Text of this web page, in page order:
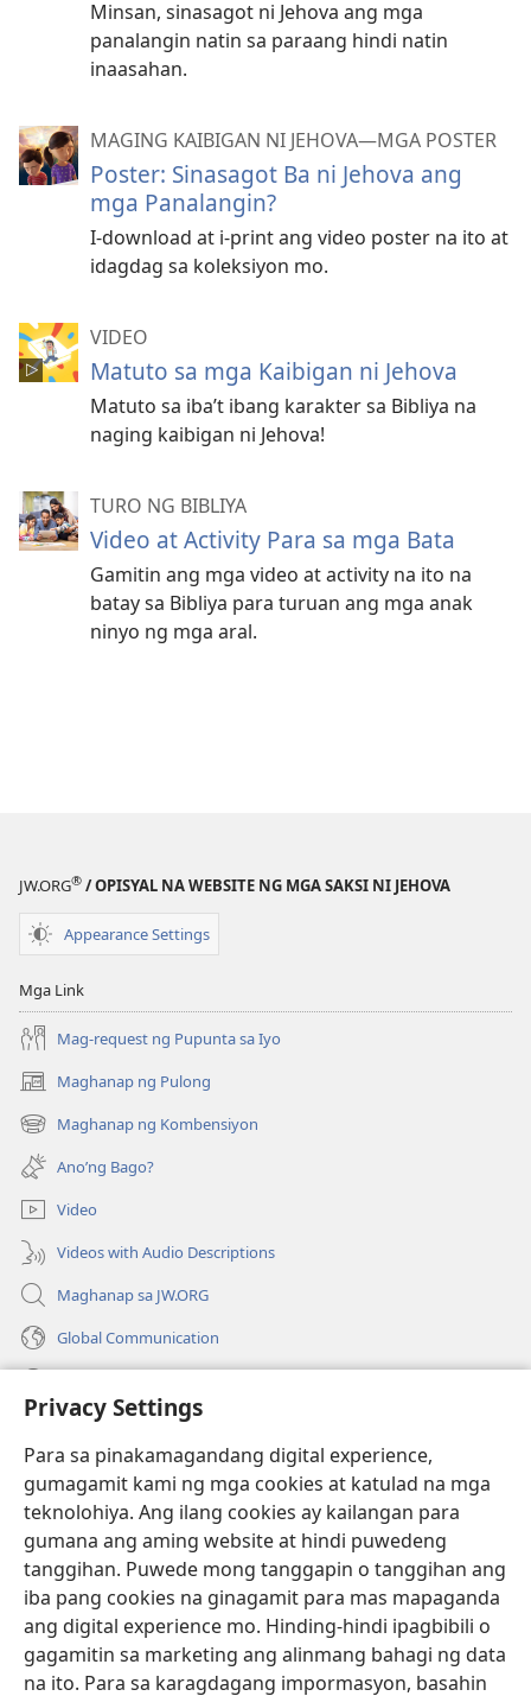
Privacy Settings
Para sa pinakamagandang digital experience,
gumagamit kami ng mga cookies at katulad na mga
teknolohiya. Ang ilang cookies ay kailangan para
gumana ang aming website at hindi puwedeng
tanggihan. Puwede mong tanggapin o tanggihan ang
iba pang cookies na ginagamit para mas mapaganda
ang digital experience mo. Hinding-hindi ipagbibili o
gagamitin sa marketing ang alinmang bahagi ng data
na ito. Para sa karagdagang impormasyon, basahin
Minsan, sinasagot ni Jehova ang mga
panalangin natin sa paraang hindi natin
inaasahan.
MAGING KAIBIGAN NI JEHOVA—MGA POSTER
Poster: Sinasagot Ba ni Jehova ang
mga Panalangin?
I-download at i-print ang video poster na ito at
idagdag sa koleksiyon mo.
VIDEO
Matuto sa mga Kaibigan ni Jehova
Matuto sa iba’t ibang karakter sa Bibliya na
naging kaibigan ni Jehova!
TURO NG BIBLIYA
Video at Activity Para sa mga Bata
Gamitin ang mga video at activity na ito na
batay sa Bibliya para turuan ang mga anak
ninyo ng mga aral.
JW.ORG® / OPISYAL NA WEBSITE NG MGA SAKSI NI JEHOVA
Appearance Settings
Mga Link
Mag-request ng Pupunta sa Iyo
Maghanap ng Pulong
(may
bubukas
na
bagong
window)
Maghanap ng Kombensiyon
(may
bubukas
na
bagong
window)
Ano’ng Bago?
Video
Videos with Audio Descriptions
Maghanap sa JW.ORG
Global Communication
(may
na
bagong
window)
Watchtower ONLINE LIBRARY™
(may
bubukas
na
bagong
window)
JW Hub ®
(may
bubukas
bagong
window)
JW Library ®
Watchtower Library®